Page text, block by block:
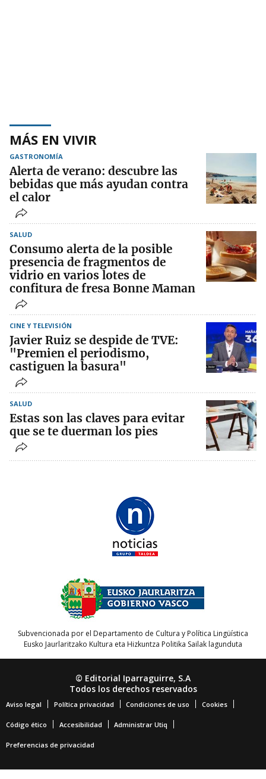
MÁS EN VIVIR
GASTRONOMÍA
Alerta de verano: descubre las
bebidas que más ayudan contra
el calor
SALUD
Consumo alerta de la posible
presencia de fragmentos de
vidrio en varios lotes de
confitura de fresa Bonne Maman
CINE Y TELEVISIÓN
Javier Ruiz se despide de TVE:
"Premien el periodismo,
castiguen la basura"
SALUD
Estas son las claves para evitar
que se te duerman los pies
Subvencionada por el Departamento de Cultura y Política Lingüística
Eusko Jaurlaritzako Kultura eta Hizkuntza Politika Sailak lagunduta
© Editorial Iparraguirre, S.A
Todos los derechos reservados
Aviso legal Política privacidad Condiciones de uso Cookies
Código ético Accesibilidad Administrar Utiq
Preferencias de privacidad